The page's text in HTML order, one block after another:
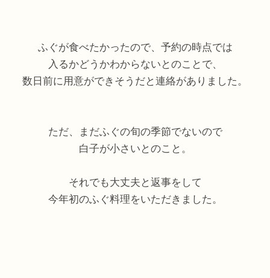
ふぐが食べたかったので、予約の時点では
入るかどうかわからないとのことで、
数日前に用意ができそうだと連絡がありました。
ただ、まだふぐの旬の季節でないので
白子が小さいとのこと。
それでも大丈夫と返事をして
今年初のふぐ料理をいただきました。